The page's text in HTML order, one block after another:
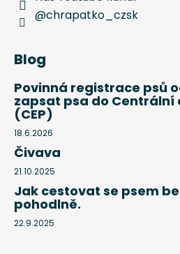
@chrapatko_czsk
Blog
Povinná registrace psů
zapsat psa do Centrální
(CEP)
18.6.2026
Čivava
21.10.2025
Jak cestovat se psem
pohodlně.
22.9.2025